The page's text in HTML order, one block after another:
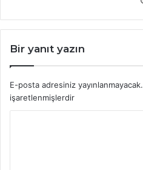
Bir yanıt yazın
E-posta adresiniz yayınlanmayacak.
işaretlenmişlerdir